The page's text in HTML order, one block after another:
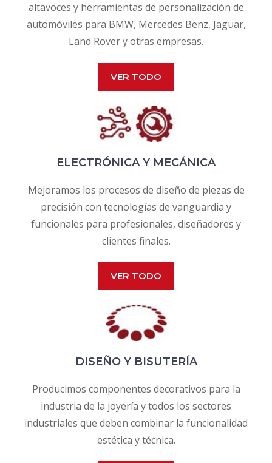
altavoces y herramientas de personalización de
automóviles para BMW, Mercedes Benz, Jaguar,
Land Rover y otras empresas.
VER TODO
ELECTRÓNICA Y MECÁNICA
Mejoramos los procesos de diseño de piezas de
precisión con tecnologías de vanguardia y
funcionales para profesionales, diseñadores y
clientes finales.
VER TODO
DISEÑO Y BISUTERÍA
Producimos componentes decorativos para la
industria de la joyería y todos los sectores
industriales que deben combinar la funcionalidad
estética y técnica.